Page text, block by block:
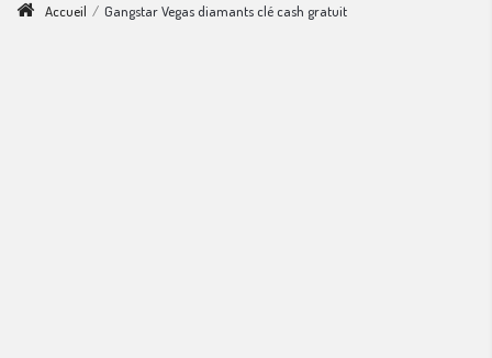
Accueil / Gangstar Vegas diamants clé cash gratuit